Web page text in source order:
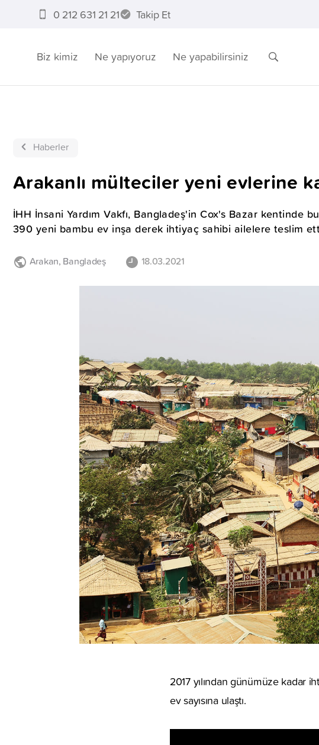
0 212 631 21 21 Takip Et
Biz kimiz Ne yapıyoruz Ne yapabilirsiniz
Haberler
Arakanlı mülteciler yeni evlerine
İHH İnsani Yardım Vakfı, Bangladeş'in Cox's Bazar kentinde
390 yeni bambu ev inşa derek ihtiyaç sahibi ailelere teslim
Arakan, Bangladeş 18.03.2021
2017 yılından günümüze kadar
ev sayısına ulaştı.